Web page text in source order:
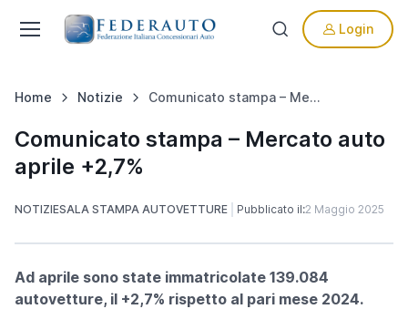
Login
Home Notizie Comunicato stampa – Mercato auto aprile +2,7%
Comunicato stampa – Mercato auto
aprile +2,7%
NOTIZIESALA STAMPA AUTOVETTURE Pubblicato il:2 Maggio 2025
Ad aprile sono state immatricolate 139.084
autovetture, il +2,7% rispetto al pari mese 2024.